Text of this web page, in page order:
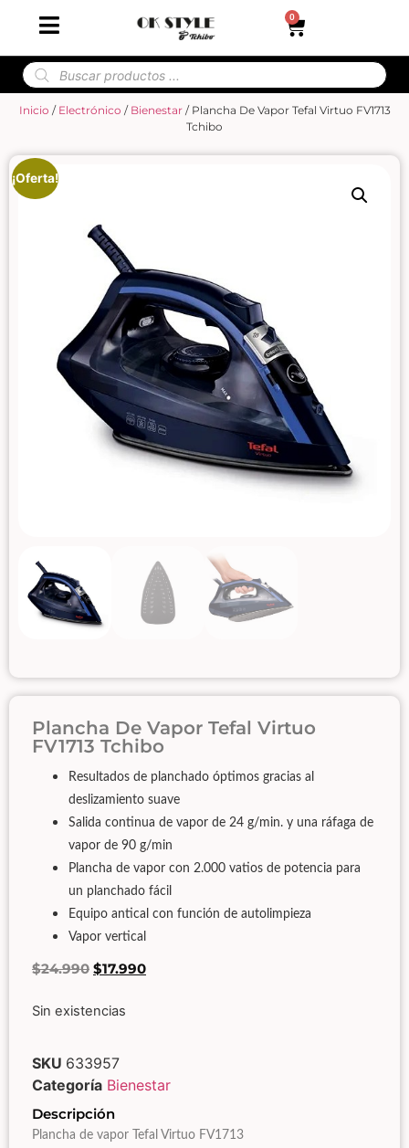
0
Inicio / Electrónico / Bienestar/ Plancha De Vapor Tefal Virtuo FV1713
Tchibo
¡Oferta!
Plancha De Vapor Tefal Virtuo
FV1713 Tchibo
Resultados de planchado óptimos gracias al
deslizamiento suave
Salida continua de vapor de 24 g/min. y una ráfaga de
vapor de 90 g/min
Plancha de vapor con 2.000 vatios de potencia para
un planchado fácil
Equipo antical con función de autolimpieza
Vapor vertical
$24.990 $17.990
Sin existencias
SKU 633957
Categoría Bienestar
Descripción
Plancha de vapor Tefal Virtuo FV1713